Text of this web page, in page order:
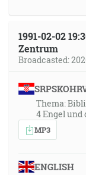
1991-02-02
Zentrum
Broadcasted:
Thema:
4 Engel und
MP3
ENGLISH